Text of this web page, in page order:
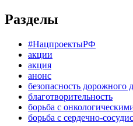
Разделы
#НацпроектыРФ
акции
акция
анонс
безопасность дорожного
благотворительность
борьба с
борьба с сердечно-